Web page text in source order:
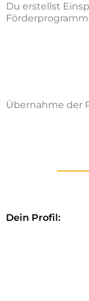
Du erstellst
Übernahme der
Dein Profil: